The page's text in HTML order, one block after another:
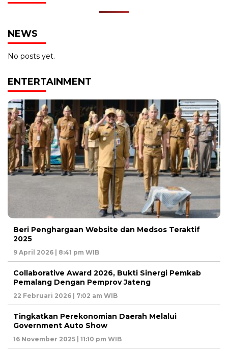
NEWS
No posts yet.
ENTERTAINMENT
Beri Penghargaan Website dan Medsos Teraktif
2025
9 April 2026 | 8:41 pm WIB
Collaborative Award 2026, Bukti Sinergi Pemkab
Pemalang Dengan Pemprov Jateng
22 Februari 2026 | 7:02 am WIB
Tingkatkan Perekonomian Daerah Melalui
Government Auto Show
16 November 2025 | 11:10 pm WIB